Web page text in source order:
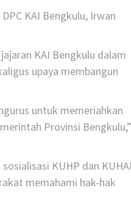
KAI Bengkulu, Irwan
KAI Bengkulu dalam
upaya membangun
untuk memeriahkan
Provinsi Bengkulu,”
KUHP dan
memahami hak-hak